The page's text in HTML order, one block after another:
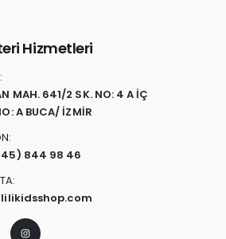
Hizmetleri
MAH. 641/2 SK. NO: 4 A İÇ
A BUCA/ İZMİR
844 98 46